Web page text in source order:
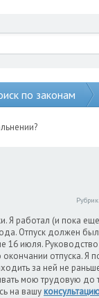
по законам
Я работал (и пока
Отпуск должен
16 июля.
отпуска. Я
за ней не раньше
мою трудовую до
на вашу